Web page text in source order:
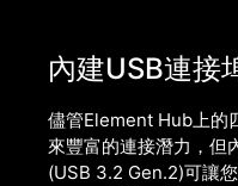
內建USB連接
儘管Element Hub上
來豐富的連接潛力，但
(USB 3.2 Gen.2)可讓